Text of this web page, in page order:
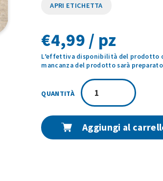
APRI ETICHETTA
€4,99 / pz
L’effettiva disponibilità del prodotto
mancanza del prodotto sarà
GNOCCHI
CON
ZUCCA
1KG
Aggiungi al